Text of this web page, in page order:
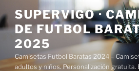
al
contenido
SUPERVIGO ·
DE FUTBOL
2025
Camisetas Futbol Baratas 2024 –
adultos y niños. Personalización